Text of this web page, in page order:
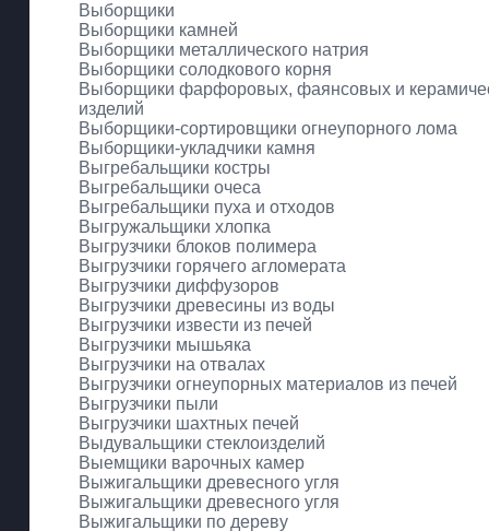
Выборщики
Выборщики камней
Выборщики металлического натрия
Выборщики солодкового корня
Выборщики фарфоровых, фаянсовых и
изделий
Выборщики-сортировщики огнеупорного лома
Выборщики-укладчики камня
Выгребальщики костры
Выгребальщики очеса
Выгребальщики пуха и отходов
Выгружальщики хлопка
Выгрузчики блоков полимера
Выгрузчики горячего агломерата
Выгрузчики диффузоров
Выгрузчики древесины из воды
Выгрузчики извести из печей
Выгрузчики мышьяка
Выгрузчики на отвалах
Выгрузчики огнеупорных материалов из печей
Выгрузчики пыли
Выгрузчики шахтных печей
Выдувальщики стеклоизделий
Выемщики варочных камер
Выжигальщики древесного угля
Выжигальщики древесного угля
Выжигальщики по дереву